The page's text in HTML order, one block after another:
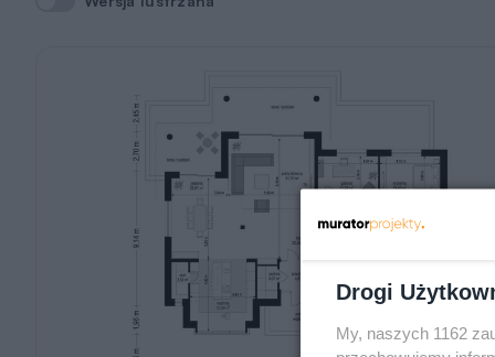
Drogi
My, naszych 1162